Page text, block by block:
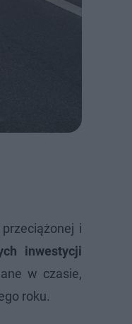
i
inwestycji
w czasie,
roku.